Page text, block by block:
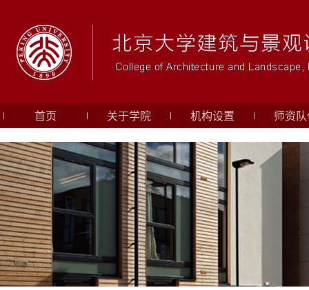
首页 关于学院 机构设置 师资队